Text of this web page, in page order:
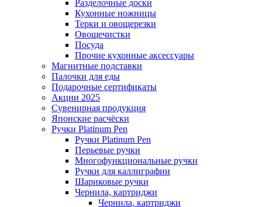
Разделочные доски
Кухонные ножницы
Терки и овощерезки
Овощечистки
Посуда
Прочие кухонные аксессуары
Магнитные подставки
Палочки для еды
Подарочные сертификаты
Акции 2025
Сувенирная продукция
Японские расчёски
Ручки Platinum Pen
Ручки Platinum Pen
Перьевые ручки
Многофункциональные ручки
Ручки для каллиграфии
Шариковые ручки
Чернила, картриджи
Чернила, картриджи